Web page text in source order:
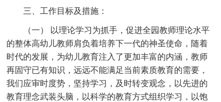
三、工作目标及措施：
（一） 以理论学习为抓手，促进全园教师理论水平
的整体高幼儿教师肩负着培养下一代的神圣使命，随着
时代的发展，为幼儿教育注入了更加丰富的内涵，教师
再固守已有知识，远远不能满足当前素质教育的需要，
我们应审时度势，坚持学习，及时转变观念，以先进的
教育理念武装头脑，以科学的教育方式组织学习，以饱